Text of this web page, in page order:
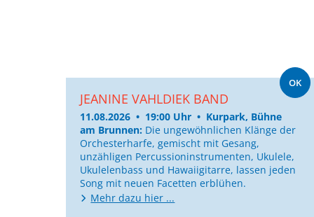
JEANINE VAHLDIEK BAND
11.08.2026 • 19:00 Uhr • Kurpark, Bühne
am Brunnen: Die ungewöhnlichen Klänge der
Orchesterharfe, gemischt mit Gesang,
unzähligen Percussioninstrumenten, Ukulele,
Ukulelenbass und Hawaiigitarre, lassen jeden
Song mit neuen Facetten erblühen.
Mehr dazu hier ...
OK